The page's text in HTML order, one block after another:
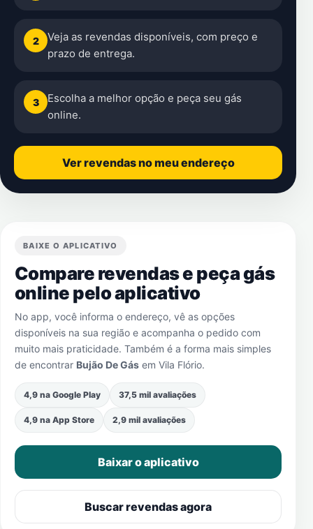
2
Veja as revendas disponíveis, com preço e
prazo de entrega.
3
Escolha a melhor opção e peça seu gás
online.
Ver revendas no meu endereço
BAIXE O APLICATIVO
Compare revendas e peça gás
online pelo aplicativo
No app, você informa o endereço, vê as opções
disponíveis na sua região e acompanha o pedido com
muito mais praticidade. Também é a forma mais simples
de encontrar Bujão De Gás em Vila Flório.
4,9 na Google Play 37,5 mil avaliações
4,9 na App Store 2,9 mil avaliações
Baixar o aplicativo
Buscar revendas agora